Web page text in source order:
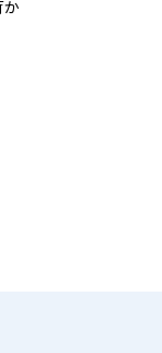
か